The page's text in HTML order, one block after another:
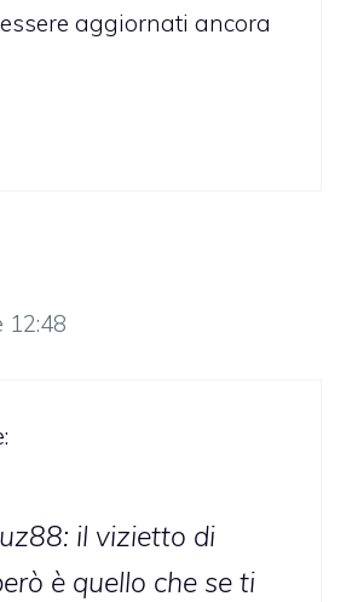
aggiornati ancora
12:48
il vizietto di
è quello che se ti